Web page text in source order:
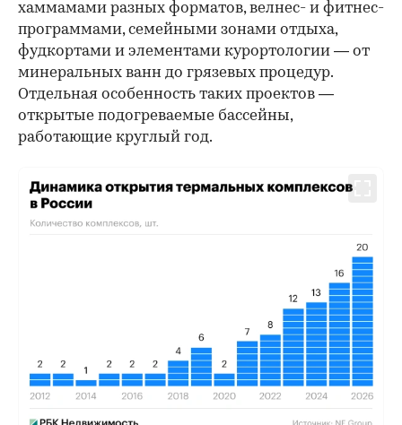
хаммамами разных форматов, велнес- и фитнес-
программами, семейными зонами отдыха,
фудкортами и элементами курортологии — от
минеральных ванн до грязевых процедур.
Отдельная особенность таких проектов —
открытые подогреваемые бассейны,
работающие круглый год.